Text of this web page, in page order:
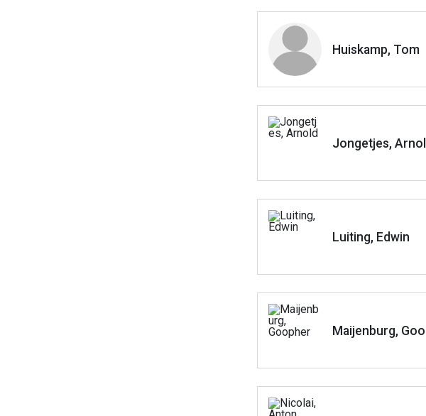
Huiskamp, Tom
Jongetjes,
Luiting, Edwin
Maijenburg,